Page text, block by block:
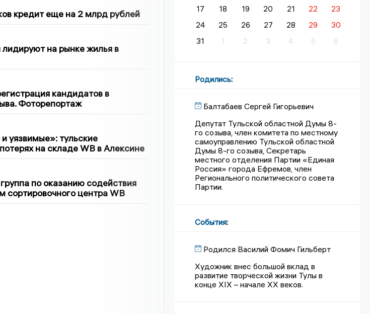
кредит еще на 2 млрд рублей
на рынке жилья в
кандидатов в
Фоторепортаж
уязвимые»: тульские
на складе WB в Алексине
по оказанию содействия
сортировочного центра WB
17
18 19 20 21 22
23
24
25 26 27 28 29
30
31
1 2 3 4 5 6
Родились:
Балтабаев Сергей Гигорьевич
Депутат Тульской областной Думы 8-
го созыва, член комитета по местному
самоуправлению Тульской областной
Думы 8-го созыва, Секретарь
местного отделения Партии «Единая
Россия» города Ефремов, член
Регионального политического совета
Партии.
События:
Родился Василий Фомич Гильберт
Художник внес большой вклад в
развитие творческой жизни Тулы в
конце XIX – начале XX веков.